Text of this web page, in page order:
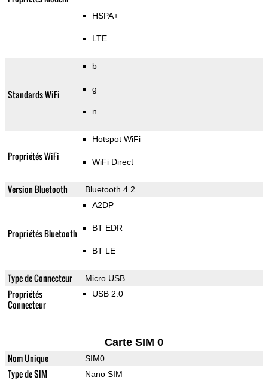
HSPA+
LTE
Standards WiFi
b
g
n
Propriétés WiFi
Hotspot WiFi
WiFi Direct
Version Bluetooth Bluetooth 4.2
Propriétés Bluetooth
A2DP
BT EDR
BT LE
Type de Connecteur Micro USB
Propriétés
Connecteur
USB 2.0
Carte SIM 0
Nom Unique SIM0
Type de SIM Nano SIM